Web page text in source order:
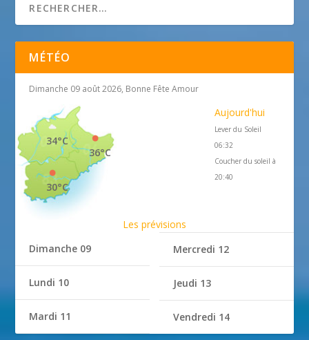
MÉTÉO
Dimanche 09 août 2026, Bonne Fête Amour
36°C
34°C
30°C
Aujourd'hui
Lever du Soleil
06:32
Coucher du soleil à
20:40
Les prévisions
Dimanche 09
Lundi 10
Mardi 11
Mercredi 12
Jeudi 13
Vendredi 14